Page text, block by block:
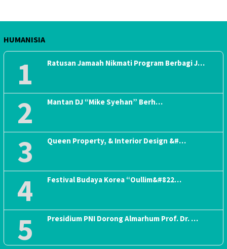
HUMANISIA
1 Ratusan Jamaah Nikmati Program Berbagi J…
2 Mantan DJ “Mike Syehan” Berh…
3 Queen Property, & Interior Design &#…
4 Festival Budaya Korea “Oullim&#822…
5 Presidium PNI Dorong Almarhum Prof. Dr. …